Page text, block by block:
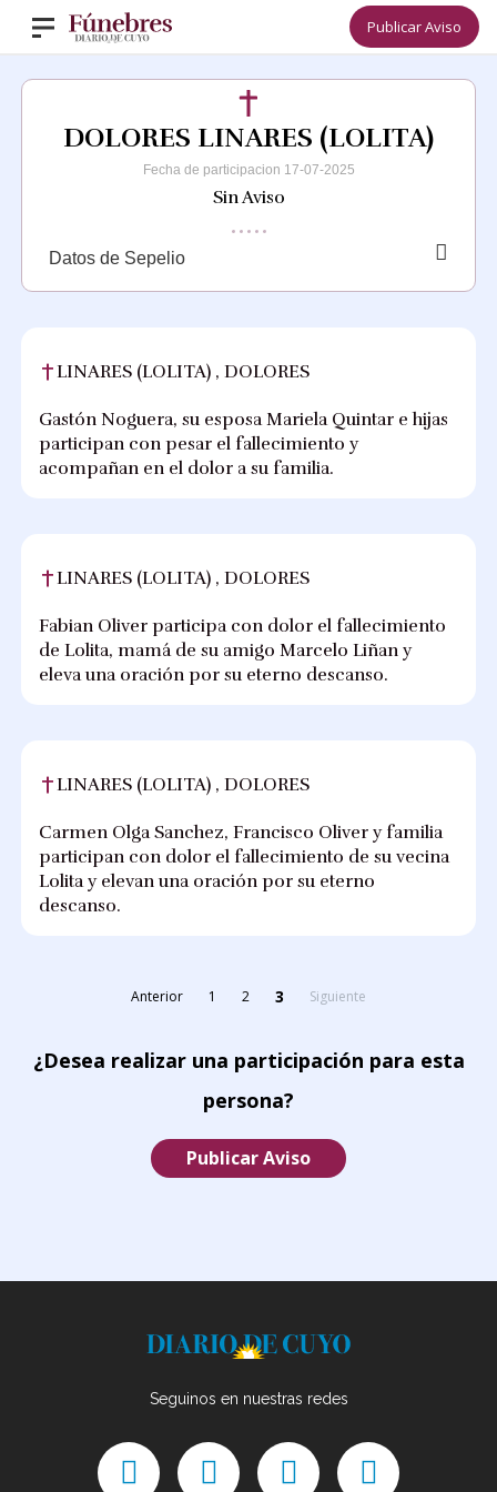
Publicar Aviso
DOLORES LINARES (LOLITA)
Fecha de participacion 17-07-2025
Sin Aviso
Datos de Sepelio
LINARES (LOLITA) , DOLORES
Gastón Noguera, su esposa Mariela Quintar e hijas
participan con pesar el fallecimiento y
acompañan en el dolor a su familia.
LINARES (LOLITA) , DOLORES
Fabian Oliver participa con dolor el fallecimiento
de Lolita, mamá de su amigo Marcelo Liñan y
eleva una oración por su eterno descanso.
LINARES (LOLITA) , DOLORES
Carmen Olga Sanchez, Francisco Oliver y familia
participan con dolor el fallecimiento de su vecina
Lolita y elevan una oración por su eterno
descanso.
Anterior 1 2 3 Siguiente
¿Desea realizar una participación para esta
persona?
Publicar Aviso
Seguinos en nuestras redes